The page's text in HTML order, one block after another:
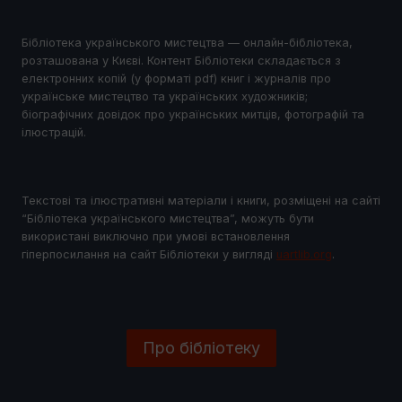
Бібліотека українського мистецтва — онлайн-бібліотека,
розташована у Києві. Контент Бібліотеки складається з
електронних копій (у форматі pdf) книг і журналів про
українське мистецтво та українських художників;
біографічних довідок про українських митців, фотографій та
ілюстрацій.
Текстові та ілюстративні матеріали і книги, розміщені на сайті
“Бібліотека українського мистецтва”, можуть бути
використані виключно при умові встановлення
гіперпосилання на сайт Бібліотеки у виглядi uartlib.org.
Про бібліотеку